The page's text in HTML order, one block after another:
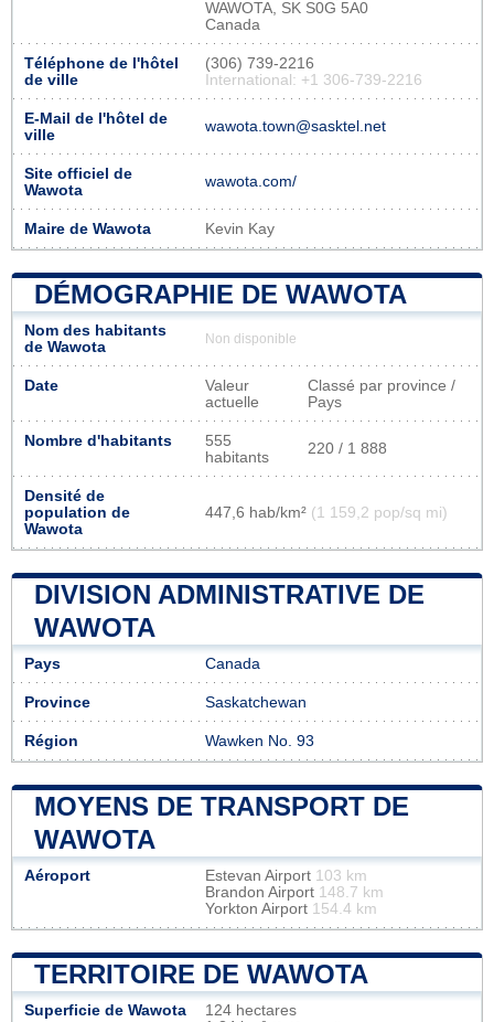
WAWOTA, SK S0G 5A0
Canada
Téléphone de l'hôtel
de ville
(306) 739-2216
International: +1 306-739-2216
E-Mail de l'hôtel de
ville
wawota.town@sasktel.net
Site officiel de
Wawota
wawota.com/
Maire de Wawota Kevin Kay
DÉMOGRAPHIE DE WAWOTA
Nom des habitants
de Wawota
Non disponible
Date
Valeur
actuelle
Classé par province /
Pays
Nombre d'habitants
555
habitants
220 / 1 888
Densité de
population de
Wawota
447,6 hab/km² (1 159,2 pop/sq mi)
DIVISION ADMINISTRATIVE DE
WAWOTA
Pays Canada
Province Saskatchewan
Région Wawken No. 93
MOYENS DE TRANSPORT DE
WAWOTA
Aéroport Estevan Airport 103 km
Brandon Airport 148.7 km
Yorkton Airport 154.4 km
TERRITOIRE DE WAWOTA
Superficie de Wawota
124 hectares